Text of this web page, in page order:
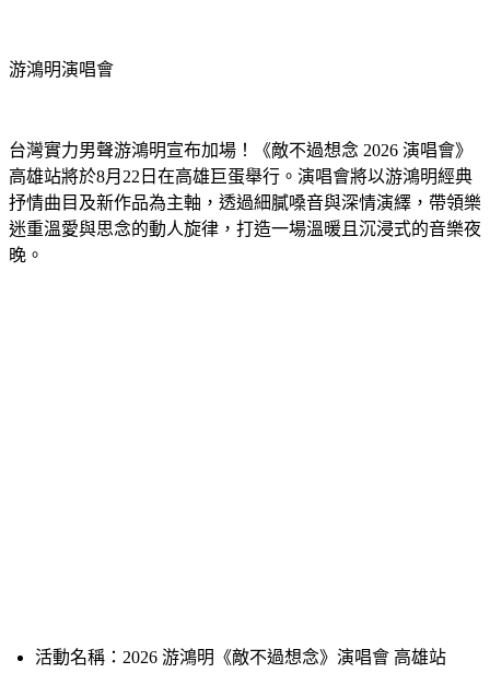
台灣實力男聲游鴻明宣布加場！《敵不過想念 2026 演唱會》
高雄站將於8月22日在高雄巨蛋舉行。演唱會將以游鴻明經典
抒情曲目及新作品為主軸，透過細膩嗓音與深情演繹，帶領樂
迷重溫愛與思念的動人旋律，打造一場溫暖且沉浸式的音樂夜